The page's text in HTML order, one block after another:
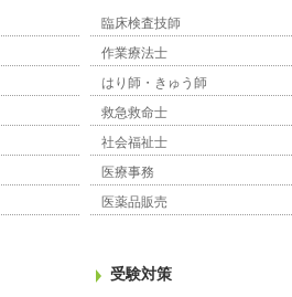
臨床検査技師
作業療法士
はり師・きゅう師
救急救命士
社会福祉士
医療事務
医薬品販売
受験対策